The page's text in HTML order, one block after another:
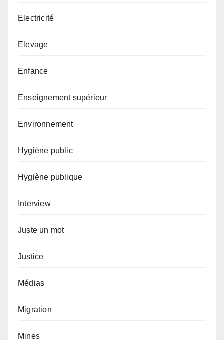
Electricité
Elevage
Enfance
Enseignement supérieur
Environnement
Hygiène public
Hygiène publique
Interview
Juste un mot
Justice
Médias
Migration
Mines